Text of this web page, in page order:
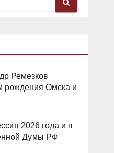
Ремезков
рождения Омска и
2026 года и в
Думы РФ